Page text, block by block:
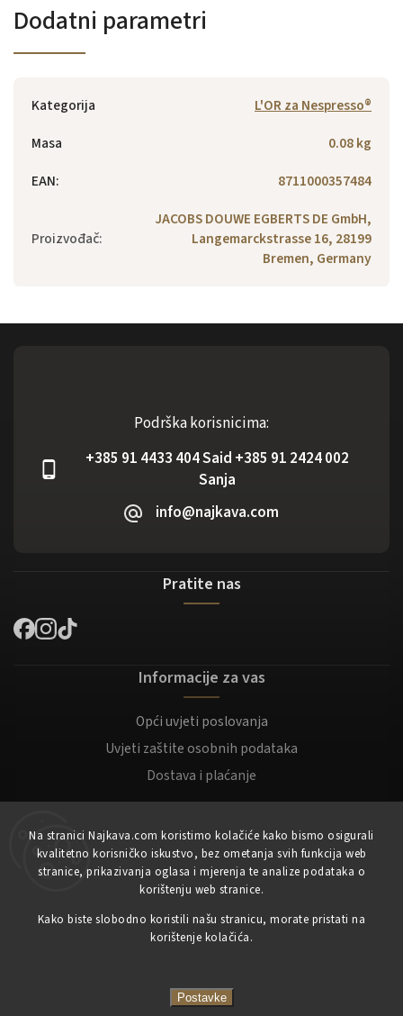
Na stranici Najkava.com koristimo kolačiće kako bismo osigurali
kvalitetno korisničko iskustvo, bez ometanja svih funkcija web
stranice, prikazivanja oglasa i mjerenja te analize podataka o
korištenju web stranice.
Kako biste slobodno koristili našu stranicu, morate pristati na
korištenje kolačića.
Postavke
Dodatni parametri
Kategorija
L'OR za Nespresso®
Masa
0.08 kg
EAN: 8711000357484
Proizvođač:
JACOBS DOUWE EGBERTS DE GmbH,
Langemarckstrasse 16, 28199
Bremen, Germany
Podrška korisnicima:
+385 91 4433 404 Said +385 91 2424 002
Sanja
info@najkava.com
Pratite nas
Informacije za vas
Opći uvjeti poslovanja
Uvjeti zaštite osobnih podataka
Dostava i plaćanje
Moj račun
Registracija
Prijaviti se
Copyright 2023NajKava.com